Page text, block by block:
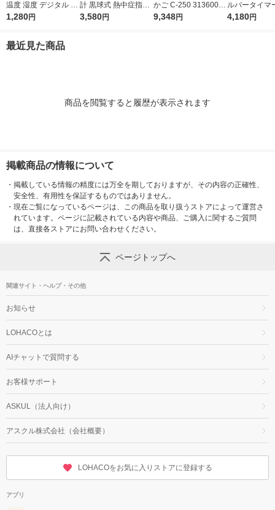
温度 湿度 デジタル 卓
上 マグネット ホワイ
1,280円
計 黒球式 熱中症指数
計 JIS B 7922:2023 ク
3,580円
かご C-250 31360024
1個
9,348円
ルバータイ
ス クロ
4,180円
最近見た商品
商品を閲覧すると履歴が表示されます
掲載商品の情報について
・ 掲載している情報の精度には万全を期しておりますが、その内容の正確性、
安全性、有用性を保証するものではありません。
・ 現在ご覧になっているページは、この商品を取り扱うストアによって運営さ
れています。ページに記載されている内容や商品、ご購入に関するご質問
は、直接各ストアにお問い合わせください。
ページトップへ
関連サイト・ヘルプ・その他
お知らせ
LOHACOとは
AIチャットで質問する
お客様サポート
ASKUL（法人向け）
アスクル株式会社（会社概要）
LOHACOをお気に入りストアに登録する
アプリ